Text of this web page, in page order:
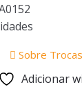
Sobre
Adicionar